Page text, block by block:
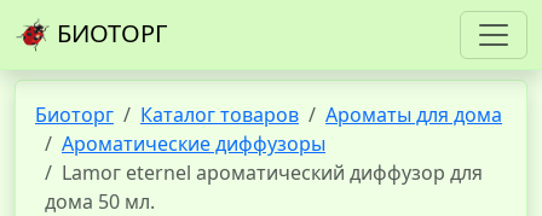
БИОТОРГ
Биоторг Каталог товаров
Ароматы для дома
Ароматические диффузоры
Lamoг eternel ароматический диффузор для
дома 50 мл.